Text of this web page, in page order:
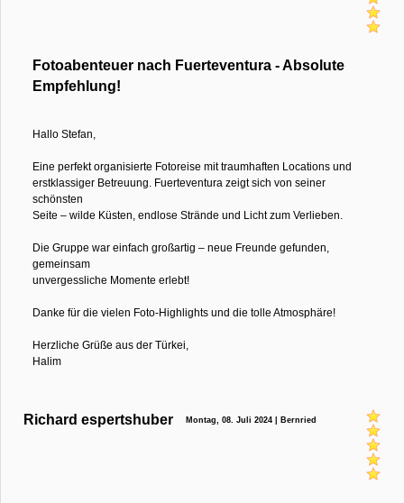
Fotoabenteuer nach Fuerteventura - Absolute
Empfehlung!
Hallo Stefan,
Eine perfekt organisierte Fotoreise mit traumhaften Locations und
erstklassiger Betreuung. Fuerteventura zeigt sich von seiner
schönsten
Seite – wilde Küsten, endlose Strände und Licht zum Verlieben.
Die Gruppe war einfach großartig – neue Freunde gefunden,
gemeinsam
unvergessliche Momente erlebt!
Danke für die vielen Foto-Highlights und die tolle Atmosphäre!
Herzliche Grüße aus der Türkei,
Halim
Richard espertshuber Montag, 08. Juli 2024 | Bernried